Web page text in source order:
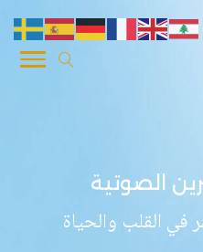
الصوتية
في القلب والحياة